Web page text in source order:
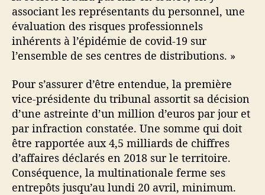
associant les représentants du personnel, une
évaluation des risques professionnels
inhérents à l’épidémie de covid-19 sur
l’ensemble de ses centres de distributions. »
Pour s’assurer d’être entendue, la première
vice-présidente du tribunal assortit sa décision
d’une astreinte d’un million d’euros par jour et
par infraction constatée. Une somme qui doit
être rapportée aux 4,5 milliards de chiffres
d’affaires déclarés en 2018 sur le territoire.
Conséquence, la multinationale ferme ses
entrepôts jusqu’au lundi 20 avril, minimum.